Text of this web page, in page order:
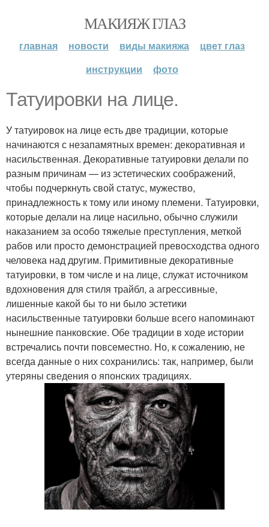
МАКИЯЖ ГЛАЗ
главная новости виды макияжа
цвет глаз
инструкции
фото
Татуировки на лице.
У татуировок на лице есть две традиции, которые
начинаются с незапамятных времен: декоративная и
насильственная. Декоративные татуировки делали по
разным причинам — из эстетических соображений,
чтобы подчеркнуть свой статус, мужество,
принадлежность к тому или иному племени. Татуировки,
которые делали на лице насильно, обычно служили
наказанием за особо тяжелые преступления, меткой
рабов или просто демонстрацией превосходства одного
человека над другим. Примитивные декоративные
татуировки, в том числе и на лице, служат источником
вдохновения для стиля трайбл, а агрессивные,
лишенные какой бы то ни было эстетики
насильственные татуировки больше всего напоминают
нынешние панковские. Обе традиции в ходе истории
встречались почти повсеместно. Но, к сожалению, не
всегда данные о них сохранились: так, например, были
утеряны сведения о японских традициях.